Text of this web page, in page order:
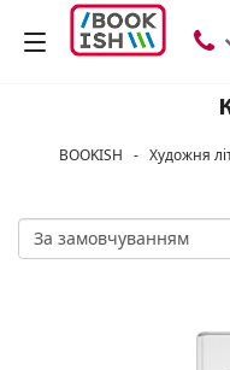
BOOKISH - Художня